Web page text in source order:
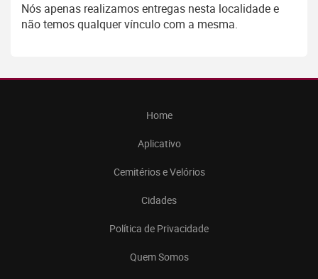
Nós apenas realizamos entregas nesta localidade e
não temos qualquer vínculo com a mesma.
Home
Aplicativo
Cemitérios e Velórios
Cidades
Política de Privacidade
Quem Somos